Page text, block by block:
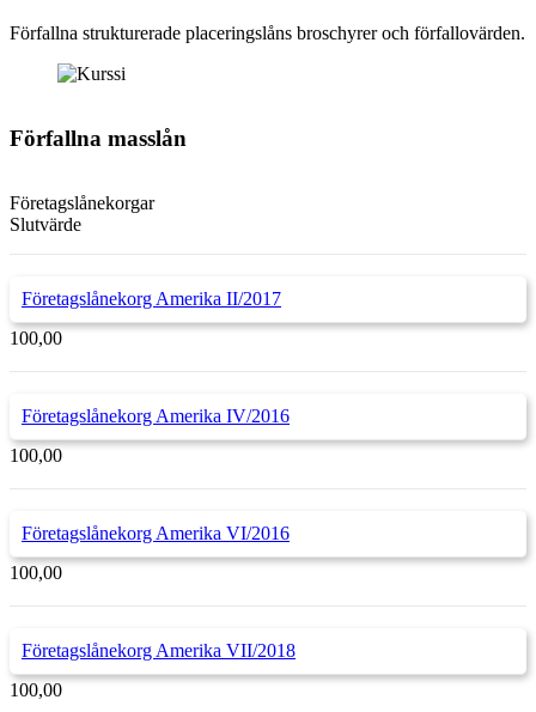
Förfallna strukturerade placeringslåns broschyrer och förfallovärden.
Förfallna masslån
Företagslånekorgar
Slutvärde
Företagslånekorg Amerika II/2017
100,00
Företagslånekorg Amerika IV/2016
100,00
Företagslånekorg Amerika VI/2016
100,00
Företagslånekorg Amerika VII/2018
100,00